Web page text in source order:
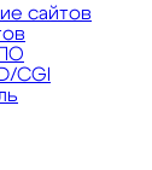
сайтов
CGI